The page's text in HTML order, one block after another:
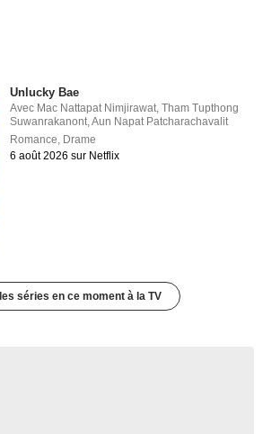
Unlucky Bae
Avec Mac Nattapat Nimjirawat ,Tham Tupthong
Suwanrakanont ,Aun Napat Patcharachavalit
Romance Drame
6 août 2026 sur Netflix
séries en ce moment à la TV